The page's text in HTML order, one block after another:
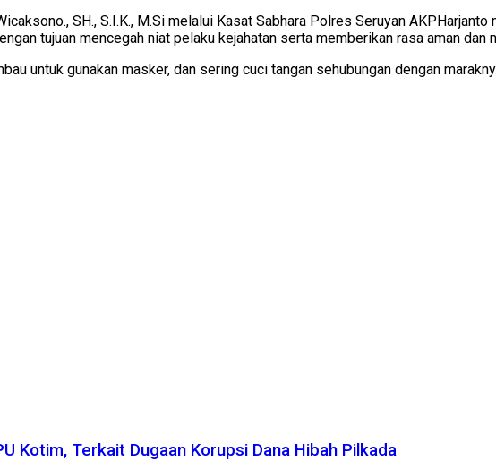
SH., S.I.K., M.Si melalui Kasat Sabhara Polres Seruyan
tujuan mencegah niat pelaku kejahatan serta memberikan rasa aman
untuk gunakan masker, dan sering cuci tangan sehubungan dengan
Kotim, Terkait Dugaan Korupsi Dana Hibah Pilkada